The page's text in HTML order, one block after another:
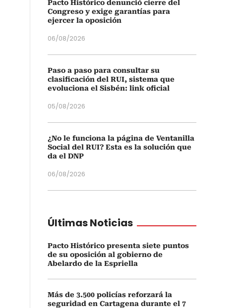
Pacto Histórico denunció cierre del
Congreso y exige garantías para
ejercer la oposición
06/08/2026
Paso a paso para consultar su
clasificación del RUI, sistema que
evoluciona el Sisbén: link oficial
05/08/2026
¿No le funciona la página de Ventanilla
Social del RUI? Esta es la solución que
da el DNP
06/08/2026
Últimas Noticias
Pacto Histórico presenta siete puntos
de su oposición al gobierno de
Abelardo de la Espriella
Más de 3.500 policías reforzará la
seguridad en Cartagena durante el 7